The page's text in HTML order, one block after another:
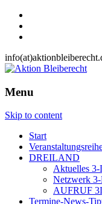
Menu
Skip to content
Start
DREILAND
Aktuelles 3-
Netzwerk
AUFRUF
Termine-News-